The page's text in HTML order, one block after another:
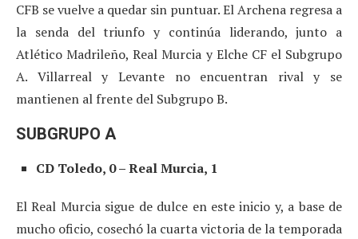
CFB se vuelve a quedar sin puntuar. El Archena regresa a
la senda del triunfo y continúa liderando, junto a
Atlético Madrileño, Real Murcia y Elche CF el Subgrupo
A. Villarreal y Levante no encuentran rival y se
mantienen al frente del Subgrupo B.
SUBGRUPO A
CD Toledo, 0 – Real Murcia, 1
El Real Murcia sigue de dulce en este inicio y, a base de
mucho oficio, cosechó la cuarta victoria de la temporada